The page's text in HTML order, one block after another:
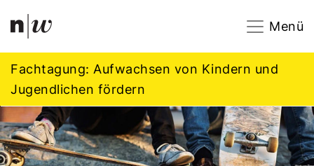
Navigation
Menü
Fachtagung: Aufwachsen von Kindern und
Jugendlichen fördern
Footer